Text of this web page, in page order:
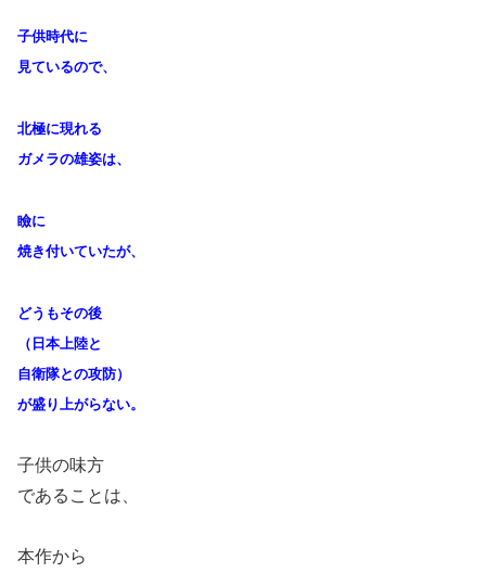
子供時代に
見ているので、
北極に現れる
ガメラの雄姿は、
瞼に
焼き付いていたが、
どうもその後
（日本上陸と
自衛隊との攻防）
が盛り上がらない。
子供の味方
であることは、
本作から